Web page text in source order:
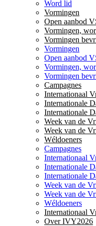
Word lid
Vormingen
Open aanbod
Vormingen,
Vormingen
Vormingen
Open aanbod
Vormingen,
Vormingen
Campagnes
Internationaal
Internationale
Internationale
Week van de
Week van de
Wéldoeners
Campagnes
Internationaal
Internationale
Internationale
Week van de
Week van de
Wéldoeners
Internationaal
Over IVY2026